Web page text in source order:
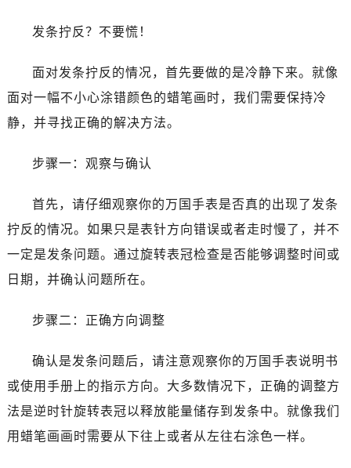
发条拧反？不要慌！
面对发条拧反的情况，首先要做的是冷静下来。就像
面对一幅不小心涂错颜色的蜡笔画时，我们需要保持冷
静，并寻找正确的解决方法。
步骤一：观察与确认
首先，请仔细观察你的万国手表是否真的出现了发条
拧反的情况。如果只是表针方向错误或者走时慢了，并不
一定是发条问题。通过旋转表冠检查是否能够调整时间或
日期，并确认问题所在。
步骤二：正确方向调整
确认是发条问题后，请注意观察你的万国手表说明书
或使用手册上的指示方向。大多数情况下，正确的调整方
法是逆时针旋转表冠以释放能量储存到发条中。就像我们
用蜡笔画画时需要从下往上或者从左往右涂色一样。